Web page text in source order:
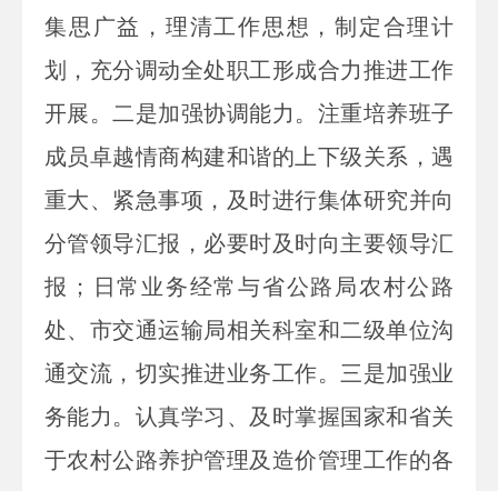
集思广益，理清工作思想，制定合理计
划，充分调动全处职工形成合力推进工作
开展。二是加强协调能力。注重培养班子
成员卓越情商构建和谐的上下级关系，遇
重大、紧急事项，及时进行集体研究并向
分管领导汇报，必要时及时向主要领导汇
报；日常业务经常与省公路局农村公路
处、市交通运输局相关科室和二级单位沟
通交流，切实推进业务工作。三是加强业
务能力。认真学习、及时掌握国家和省关
于农村公路养护管理及造价管理工作的各